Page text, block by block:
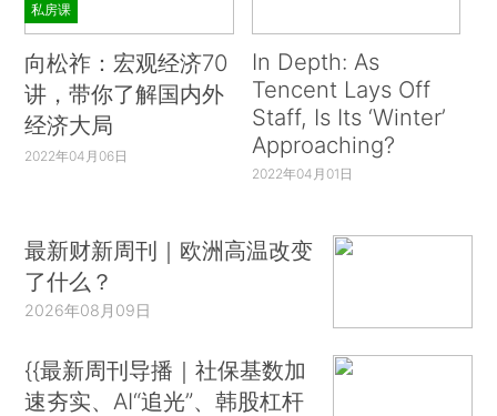
私房课
向松祚：宏观经济70
讲，带你了解国内外
经济大局
2022年04月06日
In Depth: As
Tencent Lays Off
Staff, Is Its ‘Winter’
Approaching?
2022年04月01日
最新财新周刊｜欧洲高温改变
了什么？
2026年08月09日
{{最新周刊导播｜社保基数加
速夯实、AI“追光”、韩股杠杆